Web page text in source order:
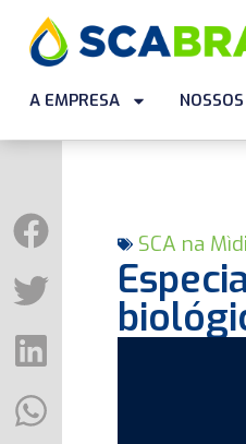
A EMPRESA
SCA na